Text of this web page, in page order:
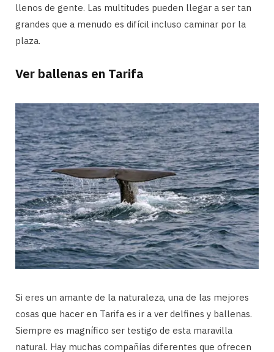
llenos de gente. Las multitudes pueden llegar a ser tan
grandes que a menudo es difícil incluso caminar por la
plaza.
Ver ballenas en Tarifa
Si eres un amante de la naturaleza, una de las mejores
cosas que hacer en Tarifa es ir a ver delfines y ballenas.
Siempre es magnífico ser testigo de esta maravilla
natural. Hay muchas compañías diferentes que ofrecen